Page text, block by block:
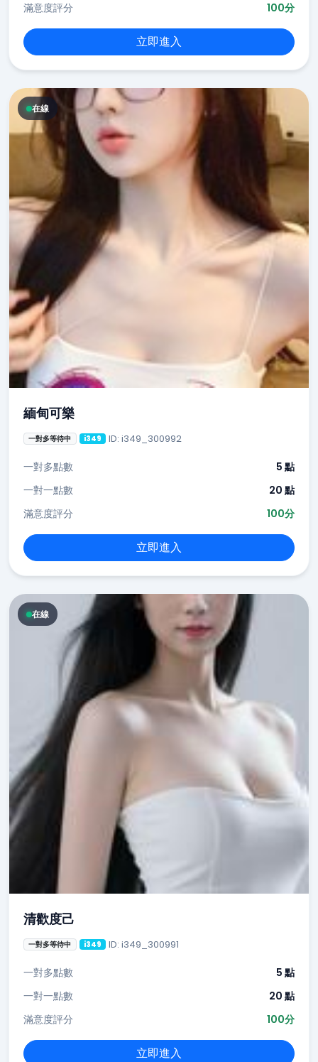
滿意度評分
100分
立即進入
在線
緬甸可樂
一對多等待中 i349 ID: i349_300992
一對多點數
5 點
一對一點數
20 點
滿意度評分
100分
立即進入
在線
清歡度己
一對多等待中 i349 ID: i349_300991
一對多點數
5 點
一對一點數
20 點
滿意度評分
100分
立即進入